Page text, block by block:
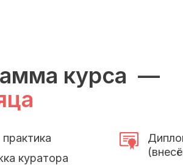
курса —
куратора